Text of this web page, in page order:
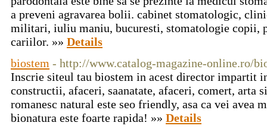
a preveni agravarea bolii. cabinet stomatologic,
militari, iuliu maniu, bucuresti, stomatologie copii,
cariilor. »» Details
biostem - http://www.catalog-magazine-online.ro/
Inscrie siteul tau biostem in acest director impartit
constructii, afaceri, saanatate, afaceri, comert, arta
romanesc natural este seo friendly, asa ca vei avea
bionatura este foarte rapida! »» Details